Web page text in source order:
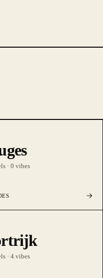
·0 vibes
·4 vibes